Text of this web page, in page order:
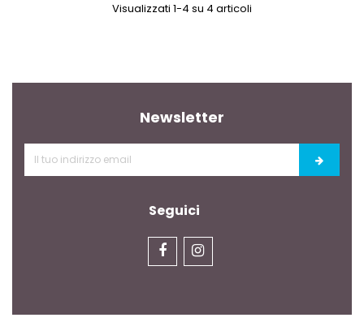
Visualizzati 1-4 su 4 articoli
Newsletter
Seguici